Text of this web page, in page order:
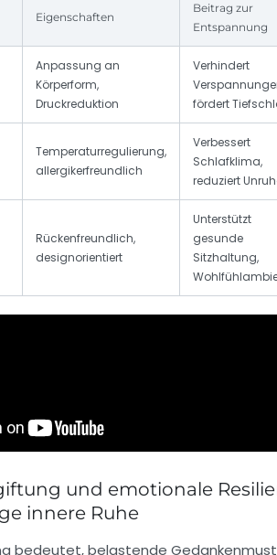
Eigenschaften
Beitrag zur
Entspannung
Anpassung an
Körperform,
Druckreduktion
Verhindert
fördert
Temperaturregulierung,
allergikerfreundlich
Verbessert
Schlafklima,
reduziert
Rückenfreundlich,
designorientiert
Unterstützt
gesunde
Sitzhaltung,
und emotionale
innere Ruhe
bedeutet, belastende